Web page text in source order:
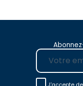
E-mail
J'accepte